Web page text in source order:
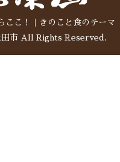
こ！｜きのこと食のテーマ
田市 All Rights Reserved.